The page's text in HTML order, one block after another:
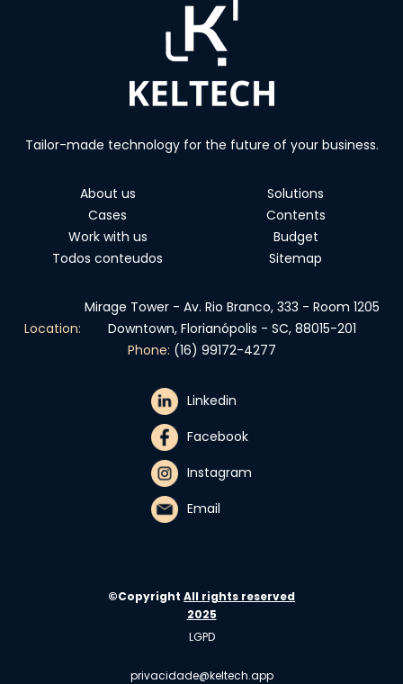
Tailor-made technology for the future of your business.
About us
Solutions
Cases
Contents
Work with us
Budget
Todos conteudos
Sitemap
Location:
Mirage Tower - Av. Rio Branco, 333 - Room 1205
Downtown, Florianópolis - SC, 88015-201
Phone: (16) 99172-4277
Linkedin
Facebook
Instagram
Email
©Copyright All rights reserved
2025
LGPD
privacidade@keltech.app